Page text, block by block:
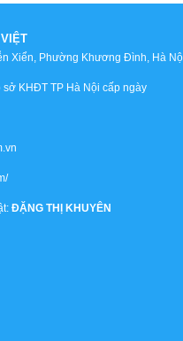
Xiển, Phường Khương Đình, Hà
KHĐT TP Hà Nội cấp ngày
ĐẶNG THỊ KHUYÊN